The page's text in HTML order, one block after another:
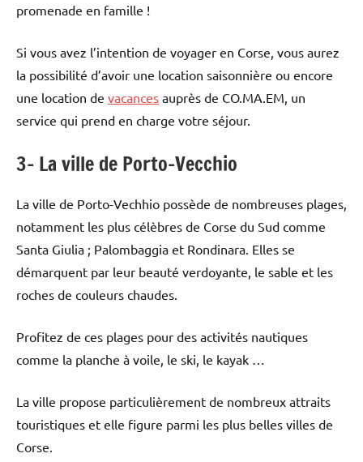
promenade en famille !
Si vous avez l’intention de voyager en Corse, vous aurez
la possibilité d’avoir une location saisonnière ou encore
une location de vacances auprès de CO.MA.EM, un
service qui prend en charge votre séjour.
3- La ville de Porto-Vecchio
La ville de Porto-Vechhio possède de nombreuses plages,
notamment les plus célèbres de Corse du Sud comme
Santa Giulia ; Palombaggia et Rondinara. Elles se
démarquent par leur beauté verdoyante, le sable et les
roches de couleurs chaudes.
Profitez de ces plages pour des activités nautiques
comme la planche à voile, le ski, le kayak …
La ville propose particulièrement de nombreux attraits
touristiques et elle figure parmi les plus belles villes de
Corse.